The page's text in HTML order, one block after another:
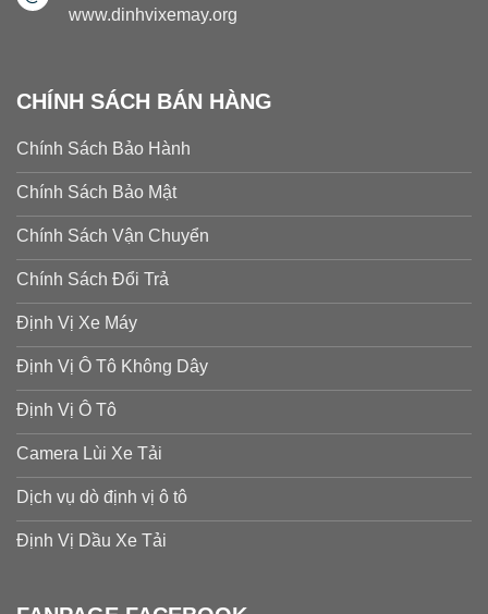
www.dinhvixemay.org
CHÍNH SÁCH BÁN HÀNG
Chính Sách Bảo Hành
Chính Sách Bảo Mật
Chính Sách Vận Chuyển
Chính Sách Đổi Trả
Định Vị Xe Máy
Định Vị Ô Tô Không Dây
Định Vị Ô Tô
Camera Lùi Xe Tải
Dịch vụ dò định vị ô tô
Định Vị Dầu Xe Tải